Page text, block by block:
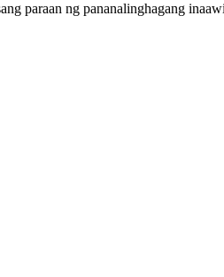
paraan ng pananalinghagang